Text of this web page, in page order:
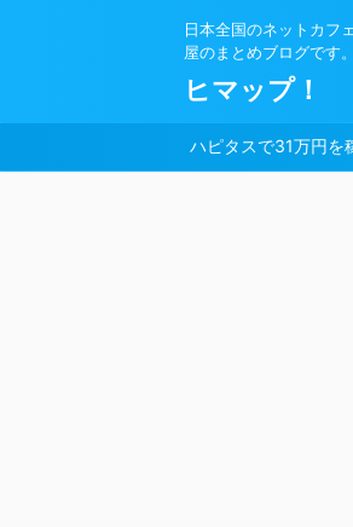
日本全国のネットカフ
屋のまとめブログです。
ヒマップ！
ハピタスで31万円を